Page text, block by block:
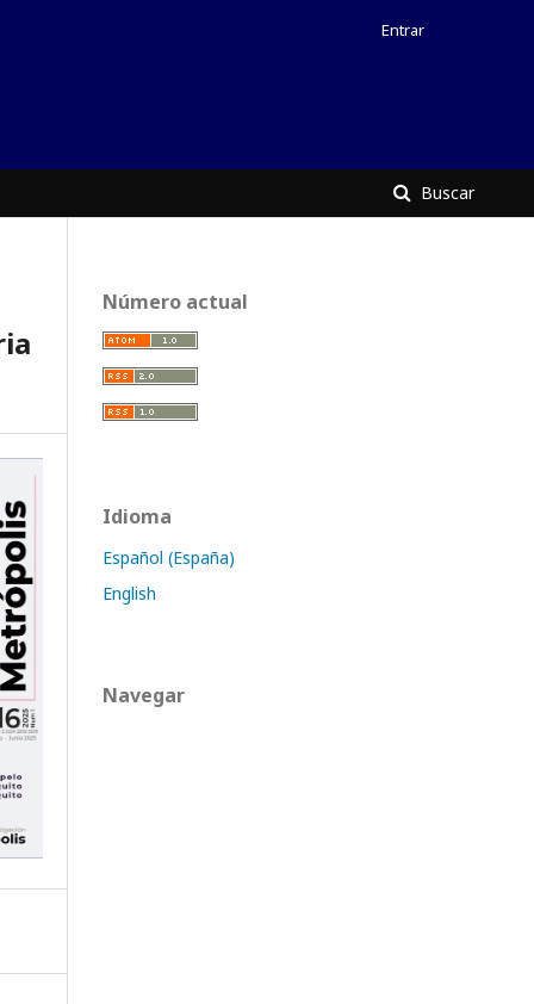
Buscar
Entrar
Número actual
Idioma
Español (España)
English
Navegar